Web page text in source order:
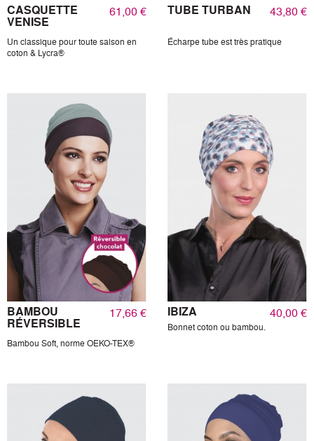
CASQUETTE
VENISE
61,00 €
Un classique pour toute saison en
coton & Lycra®
TUBE TURBAN 43,80 €
Écharpe tube est très pratique
BAMBOU
RÉVERSIBLE
17,66 €
Bambou Soft, norme OEKO-TEX®
IBIZA 40,00 €
Bonnet coton ou bambou.